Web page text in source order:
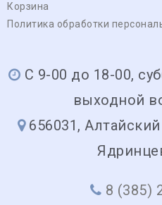
Корзина
Политика обработки
С 9-00 до 18-00,
выходной
656031,
8 (385)